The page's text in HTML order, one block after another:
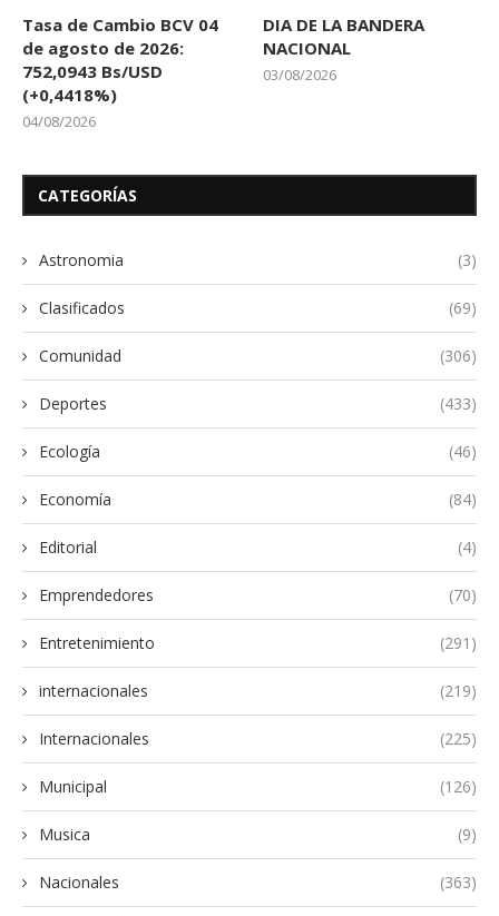
Tasa de Cambio BCV 04
de agosto de 2026:
752,0943 Bs/USD
(+0,4418%)
04/08/2026
DIA DE LA BANDERA
NACIONAL
03/08/2026
CATEGORÍAS
Astronomia (3)
Clasificados (69)
Comunidad (306)
Deportes (433)
Ecología (46)
Economía (84)
Editorial (4)
Emprendedores (70)
Entretenimiento (291)
internacionales (219)
Internacionales (225)
Municipal (126)
Musica (9)
Nacionales (363)